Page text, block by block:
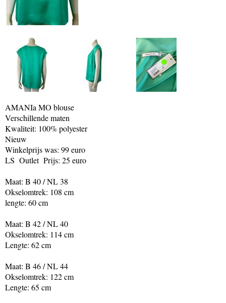
AMANIa MO blouse
Verschillende maten
Kwaliteit: 100% polyester
Nieuw
Winkelprijs was: 99 euro
LS Outlet Prijs: 25 euro
Maat: B 40 / NL 38
Okselomtrek: 108 cm
lengte: 60 cm
Maat: B 42 / NL 40
Okselomtrek: 114 cm
Lengte: 62 cm
Maat: B 46 / NL 44
Okselomtrek: 122 cm
Lengte: 65 cm